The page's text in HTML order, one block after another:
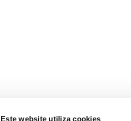
Este website utiliza cookies